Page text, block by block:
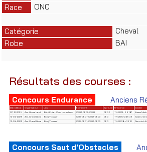
Race
ONC
Catégorie
Cheval
Robe
BAI
Résultats des courses :
Concours Endurance Anciens
Date début Organisateur Lieu Evènement Epreuve N° Licence Cavalier
07-12-2025
Ass. Horse Land Béni Khiar- Club Horse Land CEQ1-CEQ2-CEQ3 CEQ 1 TN-2013-69187 Kacem Med
12-04-2025
Ass. Cheval Libre Borj Youssef CED-CEQ1-CEQ2-CEQ3 CED TN-2010-24649 Ismaiil
12-04-2025
Ass. Cheval Libre Borj Youssef CED-CEQ1-CEQ2-CEQ3 CED TN-2008-41510 Derouich
Concours Saut d'Obstacles